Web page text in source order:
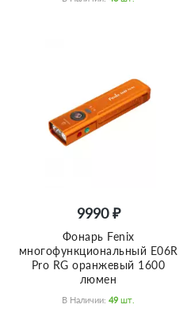
9990 ₽
Фонарь Fenix
многофункциональный E06R
Pro RG оранжевый 1600
люмен
В Наличии: 49 Шт.